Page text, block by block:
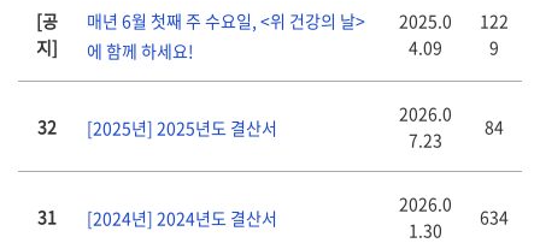
[공
지]
매년 6월 첫째 주 수요일, <위 건강의 날>
에 함께 하세요!
2025.0
4.09
122
9
32 [2025년] 2025년도 결산서
2026.0
7.23
84
31 [2024년] 2024년도 결산서
2026.0
1.30
634